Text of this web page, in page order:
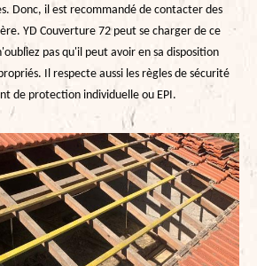
Donc, il est recommandé de contacter des
YD Couverture 72 peut se charger de ce
pas qu'il peut avoir en sa disposition
Il respecte aussi les règles de sécurité
de protection individuelle ou EPI.